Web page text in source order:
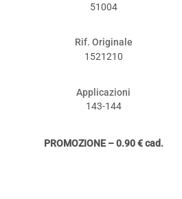
51004
Rif. Originale
1521210
Applicazioni
143-144
PROMOZIONE – 0.90 € cad.